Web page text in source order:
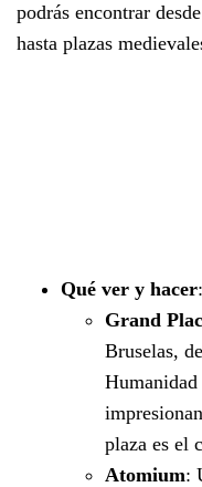
podrás encontrar
hasta plazas
Qué ver y hacer:
Grand
Bruselas,
plaza es el
Atomium: